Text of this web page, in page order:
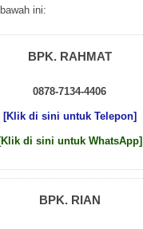
іnі:
BPK. RAHMAT
0878-7134-4406
[Klik di sini untuk Telepon]
di sini untuk WhatsApp]
BPK. RIAN